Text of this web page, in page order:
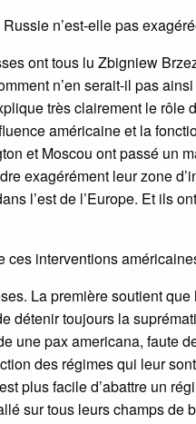
n’est-elle pas
ont tous lu Zbigniew
n’en serait-il pas
très clairement le rôle
américaine et la
et Moscou ont passé un
exagérément leur zone
l’est de l’Europe. Et ils
ces interventions
La première soutient
détenir toujours la
une pax americana, faute
des régimes qui leur
plus facile d’abattre un
sur tous leurs champs de